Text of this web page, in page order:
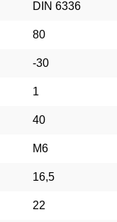
DIN 6336
80
-30
1
40
M6
16,5
22